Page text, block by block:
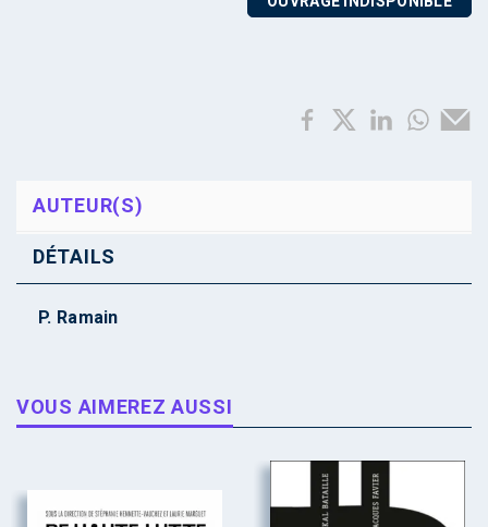
AUTEUR(S)
DÉTAILS
P. Ramain
VOUS AIMEREZ AUSSI